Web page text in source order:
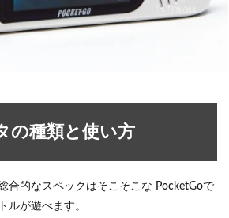
の種類と使い方
合的なスペックはそこそこな PocketGoで
ルが遊べます。